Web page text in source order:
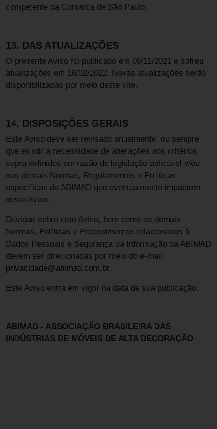
competente da Comarca de São Paulo.
13. DAS ATUALIZAÇÕES
O presente Aviso foi publicado em 09/11/2021 e sofreu
atualizações em 16/02/2022. Novas atualizações serão
disponibilizadas por meio deste site.
14. DISPOSIÇÕES GERAIS
Este Aviso deve ser revisado anualmente, ou sempre
que existir a necessidade de alterações nos critérios
supra definidos em razão de legislação aplicável e/ou
nas demais Normas, Regulamentos e Políticas
específicas da ABIMAD que eventualmente impactem
neste Aviso.
Dúvidas sobre este Aviso, bem como as demais
Normas, Políticas e Procedimentos relacionados à
Dados Pessoais e Segurança da Informação da ABIMAD
devem ser direcionadas por meio do e-mail
privacidade@abimad.com.br.
Este Aviso entra em vigor na data de sua publicação.
ABIMAD - ASSOCIAÇÃO BRASILEIRA DAS
INDÚSTRIAS DE MÓVEIS DE ALTA DECORAÇÃO